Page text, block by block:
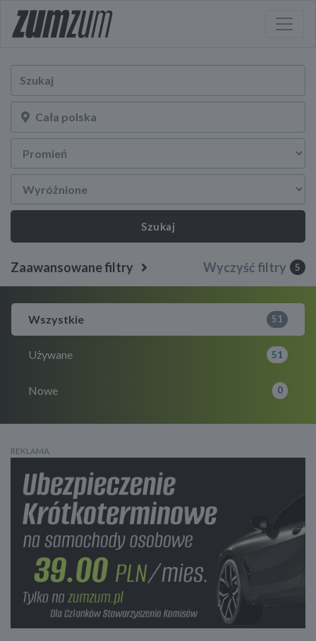
Szukaj
Zaawansowane filtry Wyczyść filtry 5
Wszystkie 51
Używane 51
Nowe 0
REKLAMA